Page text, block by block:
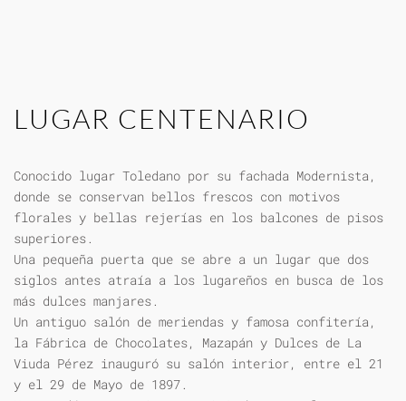
LUGAR CENTENARIO
Conocido lugar Toledano por su fachada Modernista,
donde se conservan bellos frescos con motivos
florales y bellas rejerías en los balcones de pisos
superiores.
Una pequeña puerta que se abre a un lugar que dos
siglos antes atraía a los lugareños en busca de los
más dulces manjares.
Un antiguo salón de meriendas y famosa confitería,
la Fábrica de Chocolates, Mazapán y Dulces de La
Viuda Pérez inauguró su salón interior, entre el 21
y el 29 de Mayo de 1897.